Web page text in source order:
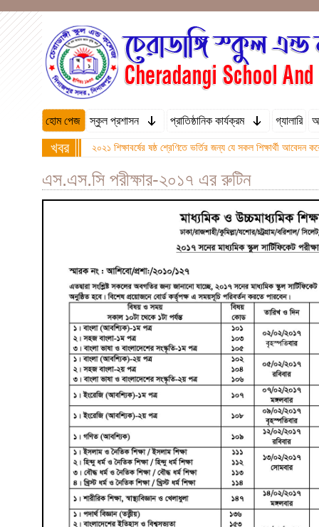
হোম পেজ স্কুল প্রশাসন প্রাতিষ্ঠানিক কার্যক্রম গ্যালারি
খবর ২০২১ শিক্ষাবর্ষের ষষ্ঠ শ্রেণিতে ভর্তির জন্য যে সকল শিক্ষার্থী
এস.এস.সি পরীক্ষার-২০১৭ এর রুটিন